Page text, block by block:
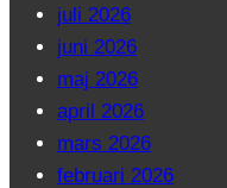
juli 2026
juni 2026
maj 2026
april 2026
mars 2026
februari 2026